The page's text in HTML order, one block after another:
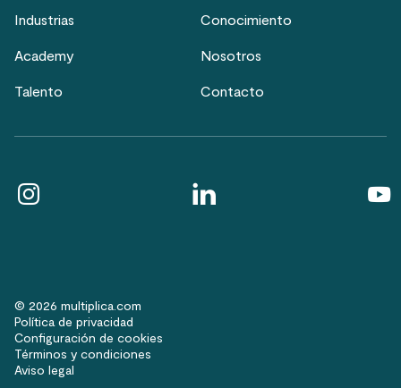
Industrias Conocimiento
Academy Nosotros
Talento Contacto
© 2026 multiplica.com
Política de privacidad
Configuración de cookies
Términos y condiciones
Aviso legal